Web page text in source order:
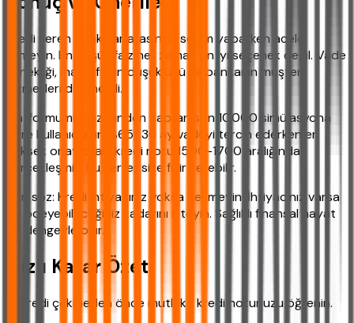
Kredi veren bankalar arasında seçim yaparken acele
etmeyin. En düşük faiz her zaman en iyi seçenek değil. Vade
esnekliği, masrafların düşüklüğü ve bankanın müşteri
hizmetleri de önemli.
Platformumuz üzerinden yapılan son 10.000 simülasyona
göre kullanıcıların %65'i 36 ay vadeyi tercih ederken en
yüksek onay oranı kredi notu 1500-1700 aralığında
gerçekleşmiş. Bu veriler size fikir verebilir.
Son söz: Kredi ihtiyacınız yoksa çekmeyin. İhtiyacınız varsa
da ödeyebileceğiniz kadarını isteyin. Sağlıklı finansal hayat
bu dengeyle olur.
Hızlı Karar Özeti
✔ Kredi çekmeden önce mutlaka kredi notunuzu öğrenin.